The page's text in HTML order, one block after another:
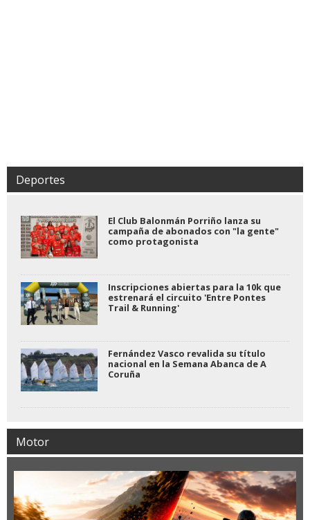
Deportes
El Club Balonmán Porriño lanza su
campaña de abonados con "la gente"
como protagonista
Inscripciones abiertas para la 10k que
estrenará el circuito 'Entre Pontes
Trail & Running'
Fernández Vasco revalida su título
nacional en la Semana Abanca de A
Coruña
Motor